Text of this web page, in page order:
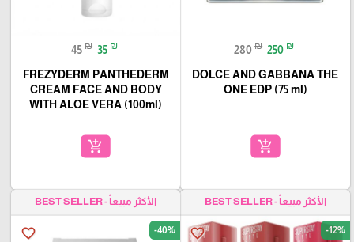
280 ₪ 250 ₪
DOLCE AND GABBANA THE
ONE EDP (75 ml)
add_shopping_cart
45 ₪ 35 ₪
FREZYDERM PANTHEDERM
CREAM FACE AND BODY
WITH ALOE VERA (100ml)
add_shopping_cart
الأكثر مبيعاً - BEST SELLER
favorite_border -12%
الأكثر مبيعاً - BEST SELLER
favorite_border -40%